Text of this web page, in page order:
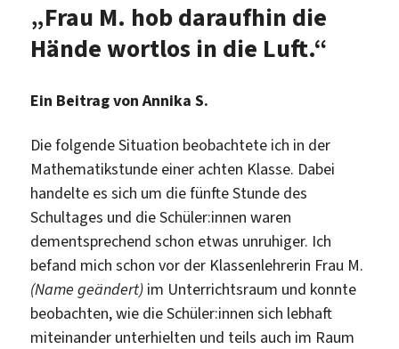
„Frau M. hob daraufhin die
Hände wortlos in die Luft.“
Ein Beitrag von Annika S.
Die folgende Situation beobachtete ich in der
Mathematikstunde einer achten Klasse. Dabei
handelte es sich um die fünfte Stunde des
Schultages und die Schüler:innen waren
dementsprechend schon etwas unruhiger. Ich
befand mich schon vor der Klassenlehrerin Frau M.
(Name geändert) im Unterrichtsraum und konnte
beobachten, wie die Schüler:innen sich lebhaft
miteinander unterhielten und teils auch im Raum